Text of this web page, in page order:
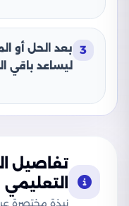
3
بعد الحل أو
ليساعد باقي
تفاصيل
التعليمي
نبذة مختصرة